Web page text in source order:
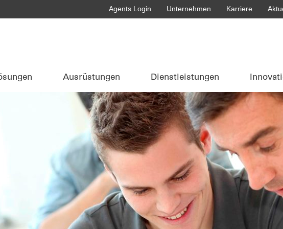
Agents Login Unternehmen Karriere
Ausrüstungen Dienstleistungen